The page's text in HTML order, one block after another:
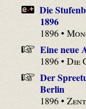
Die
1896
1896 •
Eine neue
1896 •Die
Der
Berlin
1896 •